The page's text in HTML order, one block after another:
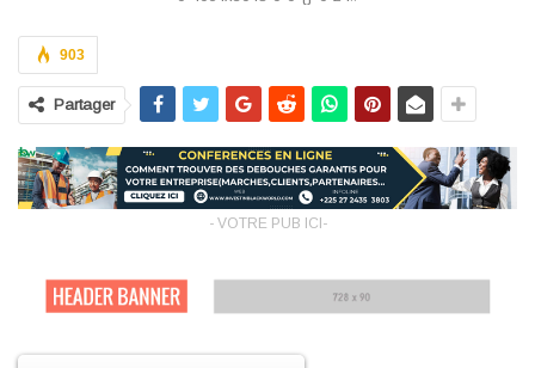
903
Partager
- VOTRE PUB ICI-